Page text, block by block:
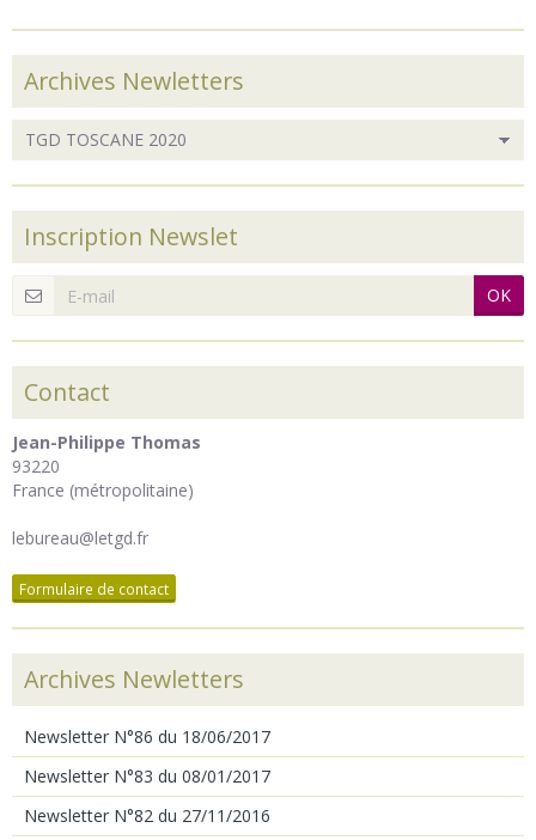
Archives Newletters
Inscription Newslet
OK
Contact
Jean-Philippe Thomas
93220
France (métropolitaine)
lebureau@letgd.fr
Formulaire de contact
Archives Newletters
Newsletter N°86 du 18/06/2017
Newsletter N°83 du 08/01/2017
Newsletter N°82 du 27/11/2016